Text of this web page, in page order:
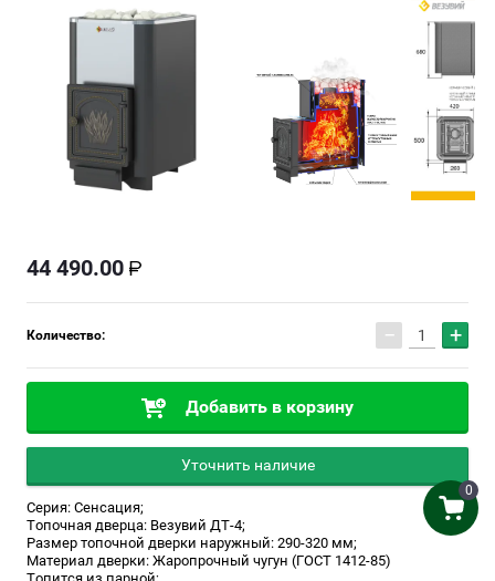
0
44 490.00
Количество: − +
Добавить в корзину
Уточнить наличие
Серия: Сенсация;
Топочная дверца: Везувий ДТ-4;
Размер топочной дверки наружный: 290-320 мм;
Материал дверки: Жаропрочный чугун (ГОСТ 1412-85)